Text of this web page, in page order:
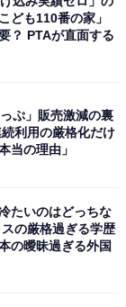
ット。税込1
躍しそうで
保冷バッグ ラ
イトグリー
ラー、スラ
ども110番の家」
？ PTAが直面する
っぷ」販売激減の裏
利用の厳格化だけ
当の理由」
たいのはどっちな
の厳格過ぎる学歴
の曖昧過ぎる外国